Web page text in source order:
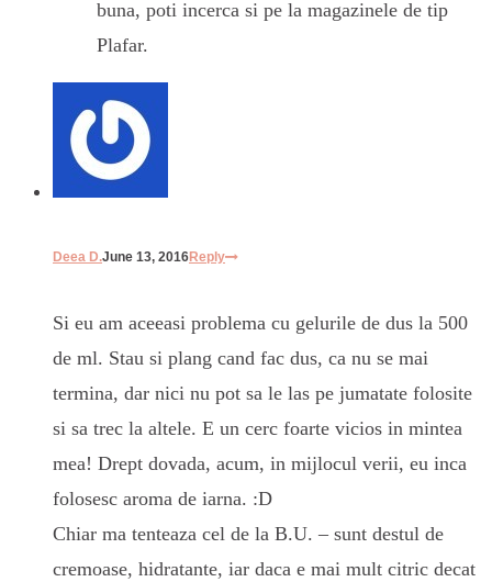
buna, poti incerca si pe la magazinele de tip
Plafar.
Deea D.June 13, 2016Reply
Si eu am aceeasi problema cu gelurile de dus la 500
de ml. Stau si plang cand fac dus, ca nu se mai
termina, dar nici nu pot sa le las pe jumatate folosite
si sa trec la altele. E un cerc foarte vicios in mintea
mea! Drept dovada, acum, in mijlocul verii, eu inca
folosesc aroma de iarna. :D
Chiar ma tenteaza cel de la B.U. – sunt destul de
cremoase, hidratante, iar daca e mai mult citric decat